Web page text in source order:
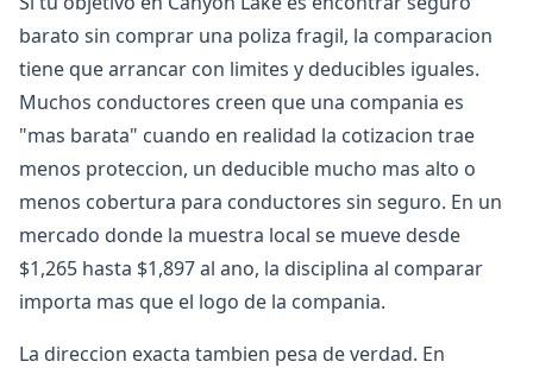
barato sin comprar una poliza fragil, la comparacion
tiene que arrancar con limites y deducibles iguales.
Muchos conductores creen que una compania es
"mas barata" cuando en realidad la cotizacion trae
menos proteccion, un deducible mucho mas alto o
menos cobertura para conductores sin seguro. En un
mercado donde la muestra local se mueve desde
$1,265 hasta $1,897 al ano, la disciplina al comparar
importa mas que el logo de la compania.
La direccion exacta tambien pesa de verdad. En